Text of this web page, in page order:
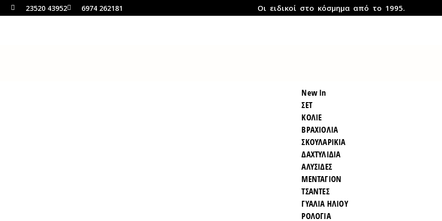
23520 43952 6974 262181 Οι ειδικοί στο κόσμημα από το 1995.
New In
ΣΕΤ
ΚΟΛΙΕ
ΒΡΑΧΙΟΛΙΑ
ΣΚΟΥΛΑΡΙΚΙΑ
ΔΑΧΤΥΛΙΔΙΑ
ΑΛΥΣΙΔΕΣ
ΜΕΝΤΑΓΙΟΝ
ΤΣΑΝΤΕΣ
ΓΥΑΛΙΑ ΗΛΙΟΥ
ΡΟΛΟΓΙΑ